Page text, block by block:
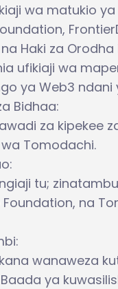
wa matukio
Haki za
ufikiaji wa
ya Web3
Bidhaa:
za kipekee
Tomodachi.
tu;
Foundation, na
wanaweza
ya